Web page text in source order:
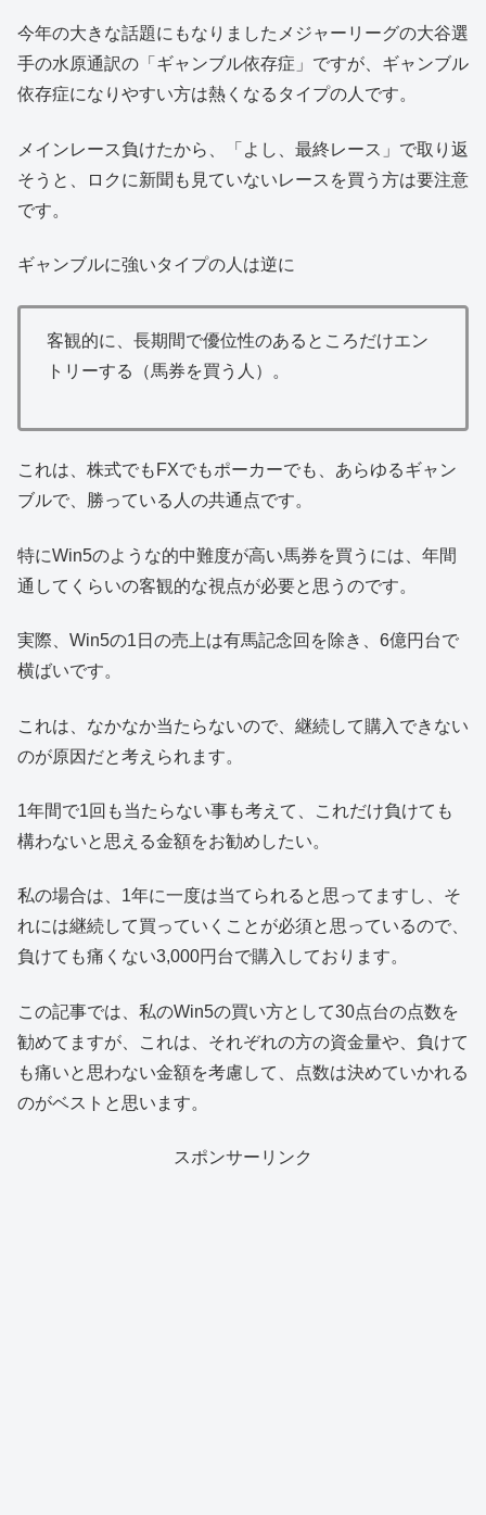
今年の大きな話題にもなりましたメジャーリーグの大谷選
手の水原通訳の「ギャンブル依存症」ですが、ギャンブル
依存症になりやすい方は熱くなるタイプの人です。
メインレース負けたから、「よし、最終レース」で取り返
そうと、ロクに新聞も見ていないレースを買う方は要注意
です。
ギャンブルに強いタイプの人は逆に
客観的に、長期間で優位性のあるところだけエン
トリーする（馬券を買う人）。
これは、株式でもFXでもポーカーでも、あらゆるギャン
ブルで、勝っている人の共通点です。
特にWin5のような的中難度が高い馬券を買うには、年間
通してくらいの客観的な視点が必要と思うのです。
実際、Win5の1日の売上は有馬記念回を除き、6億円台で
横ばいです。
これは、なかなか当たらないので、継続して購入できない
のが原因だと考えられます。
1年間で1回も当たらない事も考えて、これだけ負けても
構わないと思える金額をお勧めしたい。
私の場合は、1年に一度は当てられると思ってますし、そ
れには継続して買っていくことが必須と思っているので、
負けても痛くない3,000円台で購入しております。
この記事では、私のWin5の買い方として30点台の点数を
勧めてますが、これは、それぞれの方の資金量や、負けて
も痛いと思わない金額を考慮して、点数は決めていかれる
のがベストと思います。
スポンサーリンク